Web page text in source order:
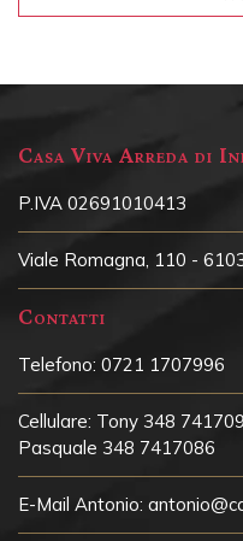
Casa Viva Arreda di
P.IVA 02691010413
Viale Romagna, 110 -
Contatti
Telefono: 0721 1707996
Cellulare: Tony 348
Pasquale 348 7417086
E-Mail Antonio: